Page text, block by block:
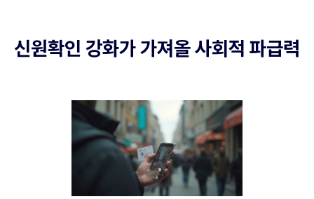
신원확인 강화가 가져올 사회적 파급력